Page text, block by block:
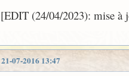
[EDIT (24/04/2023): mise à
21-07-2016 13:47